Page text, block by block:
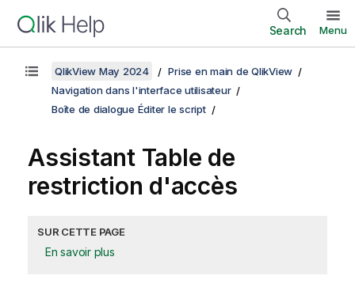
Search Menu
QlikView May 2024
Prise en main de QlikView
Navigation dans l'interface utilisateur
Boîte de dialogue Éditer le script
Assistant Table de
restriction d'accès
SUR CETTE PAGE
En savoir plus